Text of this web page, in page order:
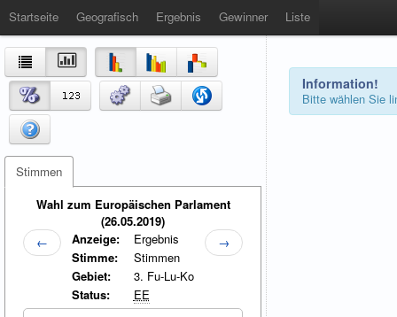
Startseite Geografisch Ergebnis Gewinner Liste
Stimmen
Wahl zum Europäischen Parlament
(26.05.2019)
←
Anzeige:
Ergebnis
Stimme:
Stimmen
Gebiet:
3. Fu-Lu-Ko
Status:
EE
→
Information!
Bitte wählen Sie